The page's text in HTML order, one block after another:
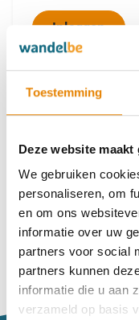
Toestemming
Deze website
We gebruiken
personaliseren, om
en om ons
informatie over uw
partners voor social
partners kunnen
informatie die u aan
verzameld op basis
Heb je nog
Maak dan een
Maak een
Vind je je weg
Raadpleeg dan